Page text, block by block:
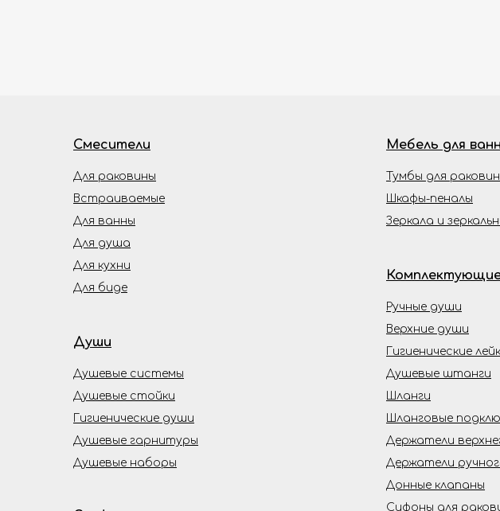
Смесители
Души
Душевые гарнитуры
Душевые наборы
Душевые системы
Гигиенические души
Мебель для
Тумбы для
Шкафы-пеналы
Зеркала и
Встраиваемые
Для биде
Для кухни
Для ванны
Для душа
Для раковины
Ручные души
Верхние души
Гигиенические
Шланги
Душевые стойки
Шланговые
Держатели
Держатели
Донные клапаны
Сифоны для
Душевые штанги